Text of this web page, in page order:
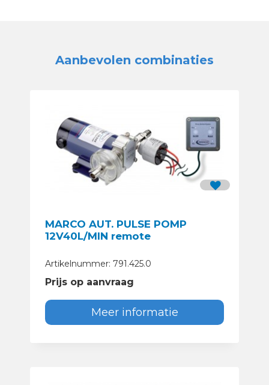
Aanbevolen combinaties
MARCO AUT. PULSE POMP
12V40L/MIN remote
Artikelnummer: 791.425.0
Prijs op aanvraag
Meer informatie